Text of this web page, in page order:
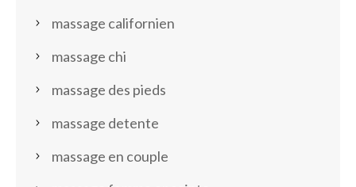
massage californien
massage chi
massage des pieds
massage detente
massage en couple